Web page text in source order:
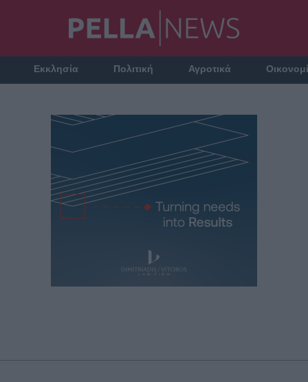
Εκκλησία Πολιτική Αγροτικά